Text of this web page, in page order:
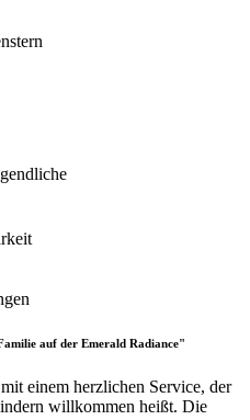
auf der Emerald Radiance"
einem herzlichen Service, der
willkommen heißt. Die